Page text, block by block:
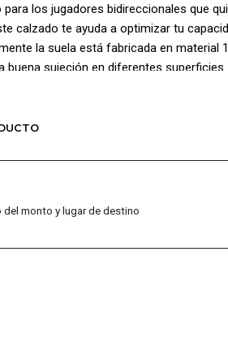
para los jugadores bidireccionales que
calzado te ayuda a optimizar tu
la suela está fabricada en material
buena sujeción en diferentes
100 % PoliésterSuela: 100 % Caucho
monto y lugar de destino